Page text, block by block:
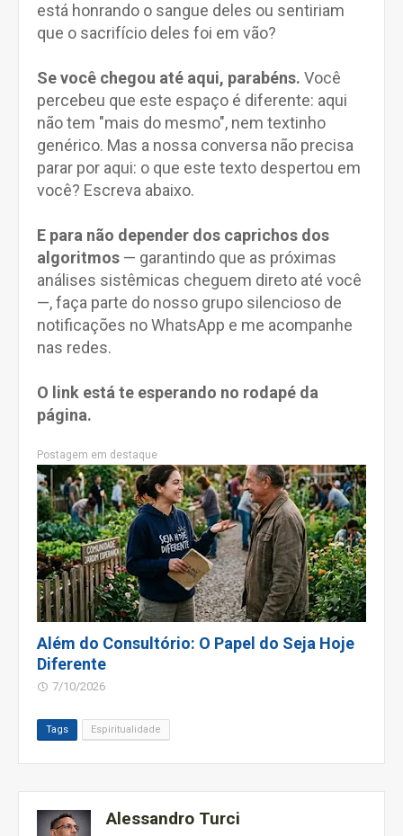
está honrando o sangue deles ou sentiriam
que o sacrifício deles foi em vão?
Se você chegou até aqui, parabéns. Você
percebeu que este espaço é diferente: aqui
não tem "mais do mesmo", nem textinho
genérico. Mas a nossa conversa não precisa
parar por aqui: o que este texto despertou em
você? Escreva abaixo.
E para não depender dos caprichos dos
algoritmos — garantindo que as próximas
análises sistêmicas cheguem direto até você
—, faça parte do nosso grupo silencioso de
notificações no WhatsApp e me acompanhe
nas redes.
O link está te esperando no rodapé da
página.
Postagem em destaque
Além do Consultório: O Papel do Seja Hoje
Diferente
7/10/2026
Tags Espiritualidade
Alessandro Turci